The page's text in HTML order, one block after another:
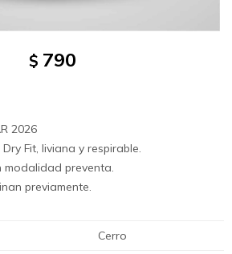
$ 790
2026
Fit, liviana y respirable.
modalidad preventa.
previamente.
Cerro